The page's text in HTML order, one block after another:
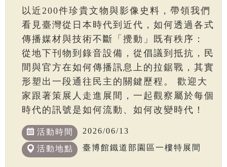
以近200件珍貴文物與影像史料，帶領我們
看見臺灣從日本時代到近代，如何透過各式
傳播媒材與技術不斷「攪動」既有秩序：
從地下刊物到錄音設備，從倡議到抵抗，民
間與官方在如何傳播訊息上的拉鋸戰，其實
形塑出一段通往民主的關鍵歷程。 歡迎大
家跟著策展人走進展間，一起觀察屬於每個
時代的訊號是如何流動、如何改變時代！
活動時間 2026/06/13
活動地點 臺博館鐵道部園區一樓特展間